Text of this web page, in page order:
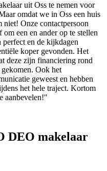
uit Oss te nemen voor
omdat we in Oss een huis
niet! Onze contactpersoon
een en ander op te stellen
perfect en de kijkdagen
koper gevonden. Het
deze zijn financiering rond
Ook het
geweest en hebben
het hele traject. Kortom
aanbevelen!"
DEO makelaar